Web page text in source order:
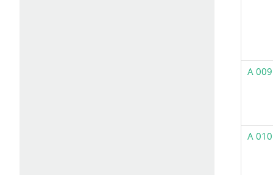
A 009
A 010